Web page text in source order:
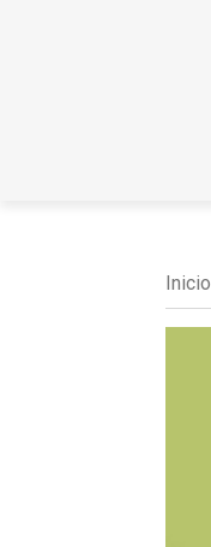
Inicio